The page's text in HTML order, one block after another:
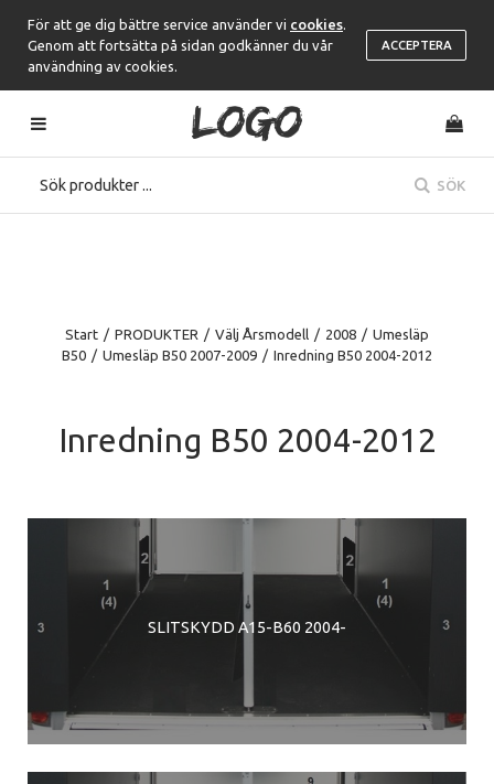
För att ge dig bättre service använder vi cookies
Genom att fortsätta på sidan godkänner du vår
användning av cookies.
ACCEPTERA
SÖK
Start / PRODUKTER / Välj Årsmodell / 2008 / Umesläp
B50 / Umesläp B50 2007-2009 / Inredning B50 2004-2012
Inredning B50 2004-2012
SLITSKYDD A15-B60 2004-